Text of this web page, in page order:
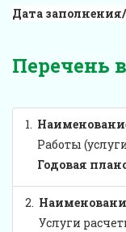
Дата
Перечень
1.
Работы
Годовая
2.
Услуги